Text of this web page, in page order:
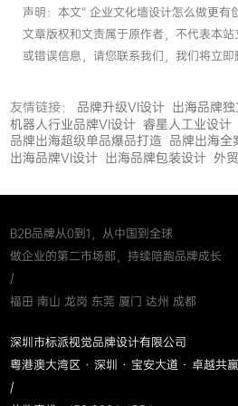
声明：本文“ 企业文化墙设计怎么做更有
文章版权和文责属于原作者，不代表本
或错误信息，请您联系我们，我们将立即
友情链接： 品牌升级VI设计 出海品牌
机器人行业品牌VI设计 睿星人工业设计
品牌出海超级单品爆品打造 品牌出海全
出海品牌VI设计 出海品牌包装设计 外
B2B品牌从0到1，从中国到全球
做企业的第二市场部，持续陪跑品牌成长
/
福田 南山 龙岗 东莞 厦门 达州 成都
深圳市标派视觉品牌设计有限公司
粤港澳大湾区 · 深圳 · 宝安大道 · 卓越共
/